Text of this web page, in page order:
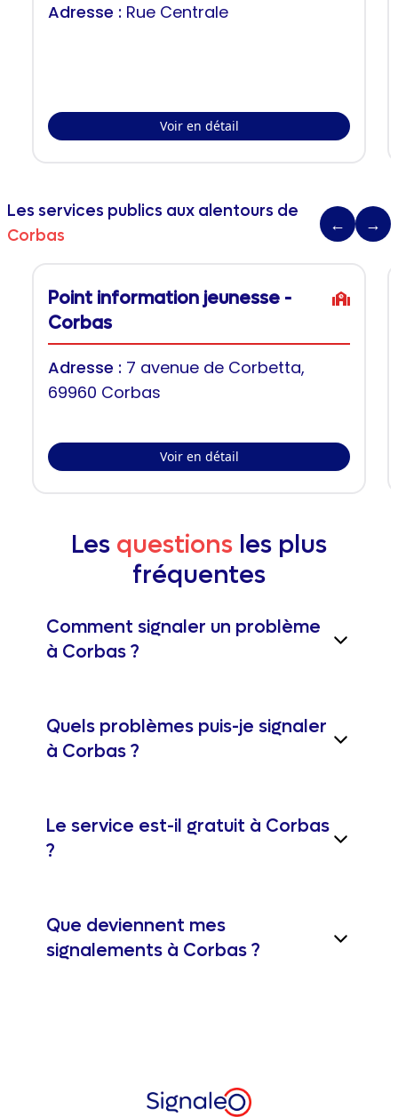
Adresse : Rue Centrale
Voir en détail
Les services publics aux alentours de
Corbas
← →
Point information jeunesse -
Corbas
Adresse : 7 avenue de Corbetta,
69960 Corbas
Voir en détail
Les questions les plus
fréquentes
Comment signaler un problème
à Corbas ?
Quels problèmes puis-je signaler
à Corbas ?
Le service est-il gratuit à Corbas
?
Que deviennent mes
signalements à Corbas ?